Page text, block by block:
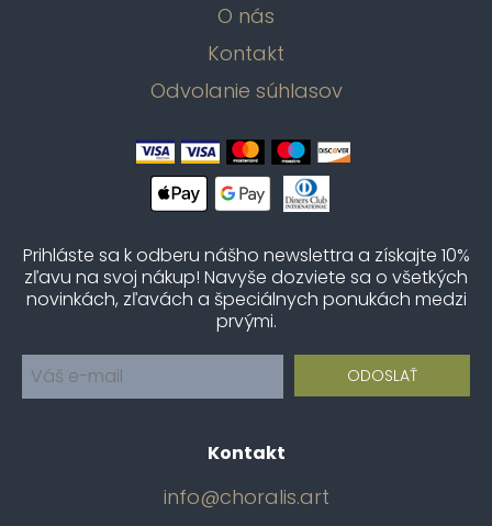
O nás
Kontakt
Odvolanie súhlasov
Prihláste sa k odberu nášho newslettra a získajte 10%
zľavu na svoj nákup! Navyše dozviete sa o všetkých
novinkách, zľavách a špeciálnych ponukách medzi
prvými.
Kontakt
info@choralis.art